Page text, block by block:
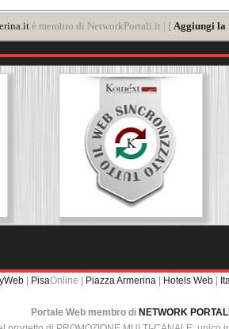
è membro di NetworkPortali.it | [ Aggiungi la
| PisaOnline | Piazza Armerina | Hotels Web |
Portale Web membro di NETWORK